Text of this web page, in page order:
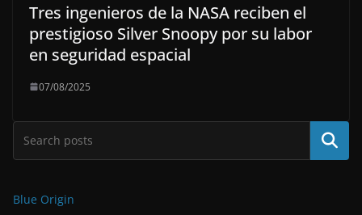
Tres ingenieros de la NASA reciben el
prestigioso Silver Snoopy por su labor
en seguridad espacial
07/08/2025
Buscar
Blue Origin